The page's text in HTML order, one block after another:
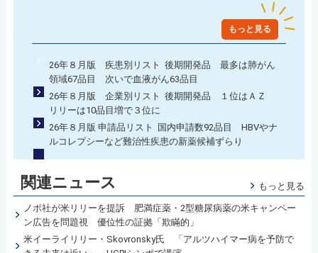
もっと見る
26年８月版 疾患別リスト 後期開発品 最多は肺がん
領域67品目 次いで血液がん63品目
26年８月版 企業別リスト 後期開発品 １位はＡＺ
リリーは10品目増で３位に
26年８月版 申請品リスト 国内申請数92品目 HBVやナ
ルコレプシーなど難治性疾患の新薬候補ずらり
関連ニュース もっと見る
ノボ社が米リリーを提訴 肥満症薬・2型糖尿病薬の米キャンペー
ン広告を問題視 優位性の証拠「欺瞞的」
米イーライリリー・Skovronsky氏 「アルツハイマー病を予防で